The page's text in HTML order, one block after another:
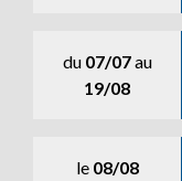
du 07/07au
19/08
le 08/08